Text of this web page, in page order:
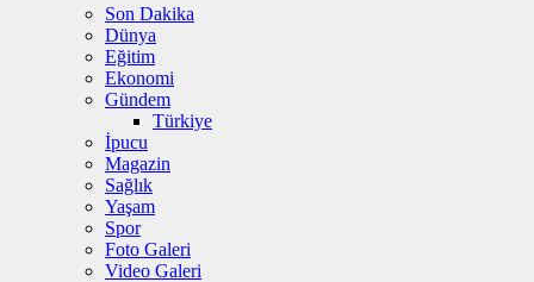
Son Dakika
Dünya
Eğitim
Ekonomi
Gündem
Türkiye
İpucu
Magazin
Sağlık
Yaşam
Spor
Foto Galeri
Video Galeri